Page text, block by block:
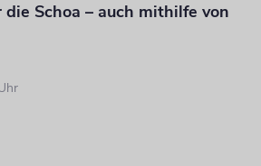
die Schoa – auch mithilfe von